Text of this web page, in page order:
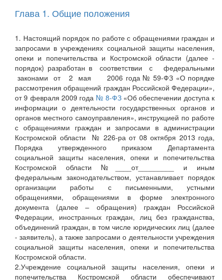
Глава 1. Общие положения
1. Настоящий порядок по работе с обращениями граждан и
запросами в учреждениях социальной защиты населения,
опеки и попечительства и Костромской области (далее -
порядок) разработан в соответствии с федеральными
законами от 2 мая 2006 года № 59-ФЗ «О порядке
рассмотрения обращений граждан Российской Федерации»,
от 9 февраля 2009 года № 8-ФЗ«Об обеспечении доступа к
информации о деятельности государственных органов и
органов местного самоуправления», инструкцией по работе
с обращениями граждан и запросами в администрации
Костромской области № 226-ра от 08 октября 2013 года,
Порядка утвержденного приказом Департамента
социальной защиты населения, опеки и попечительства
Костромской области №____от_________ и иным
федеральным законодательством, устанавливает порядок
организации работы с письменными, устными
обращениями, обращениями в форме электронного
документа (далее – обращения) граждан Российской
Федерации, иностранных граждан, лиц без гражданства,
объединений граждан, в том числе юридических лиц (далее
- заявитель), а также запросами о деятельности учреждения
социальной защиты населения, опеки и попечительства
Костромской области.
2.Учреждение социальной защиты населения, опеки и
попечительства Костромской области обеспечивают